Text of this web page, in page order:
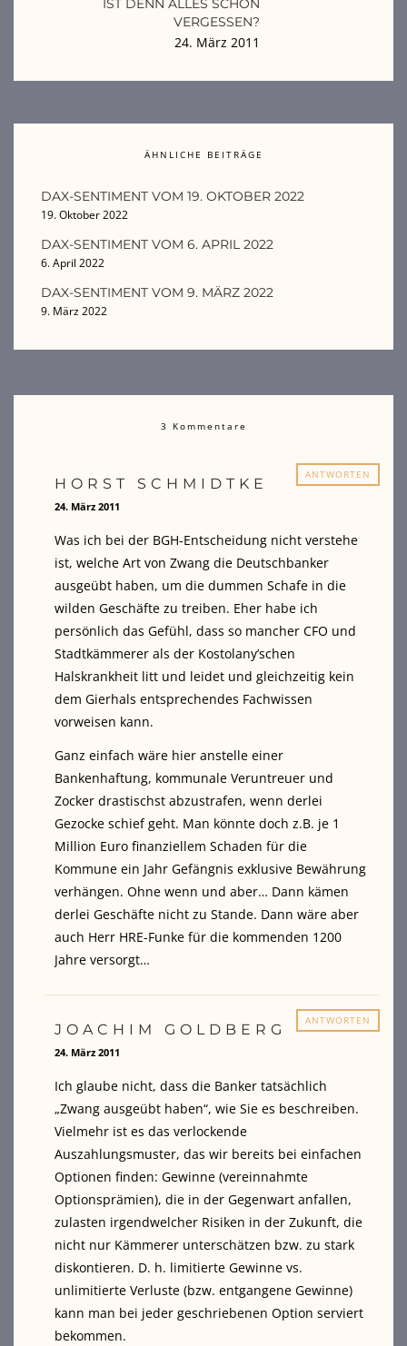
IST DENN ALLES SCHON
VERGESSEN?
24. März 2011
ÄHNLICHE BEITRÄGE
DAX-SENTIMENT VOM 19. OKTOBER 2022
19. Oktober 2022
DAX-SENTIMENT VOM 6. APRIL 2022
6. April 2022
DAX-SENTIMENT VOM 9. MÄRZ 2022
9. März 2022
3 Kommentare
ANTWORTEN
HORST SCHMIDTKE
24. März 2011
Was ich bei der BGH-Entscheidung nicht verstehe
ist, welche Art von Zwang die Deutschbanker
ausgeübt haben, um die dummen Schafe in die
wilden Geschäfte zu treiben. Eher habe ich
persönlich das Gefühl, dass so mancher CFO und
Stadtkämmerer als der Kostolany’schen
Halskrankheit litt und leidet und gleichzeitig kein
dem Gierhals entsprechendes Fachwissen
vorweisen kann.
Ganz einfach wäre hier anstelle einer
Bankenhaftung, kommunale Veruntreuer und
Zocker drastischst abzustrafen, wenn derlei
Gezocke schief geht. Man könnte doch z.B. je 1
Million Euro finanziellem Schaden für die
Kommune ein Jahr Gefängnis exklusive Bewährung
verhängen. Ohne wenn und aber… Dann kämen
derlei Geschäfte nicht zu Stande. Dann wäre aber
auch Herr HRE-Funke für die kommenden 1200
Jahre versorgt…
ANTWORTEN
JOACHIM GOLDBERG
24. März 2011
Ich glaube nicht, dass die Banker tatsächlich
„Zwang ausgeübt haben“, wie Sie es beschreiben.
Vielmehr ist es das verlockende
Auszahlungsmuster, das wir bereits bei einfachen
Optionen finden: Gewinne (vereinnahmte
Optionsprämien), die in der Gegenwart anfallen,
zulasten irgendwelcher Risiken in der Zukunft, die
nicht nur Kämmerer unterschätzen bzw. zu stark
diskontieren. D. h. limitierte Gewinne vs.
unlimitierte Verluste (bzw. entgangene Gewinne)
kann man bei jeder geschriebenen Option serviert
bekommen.